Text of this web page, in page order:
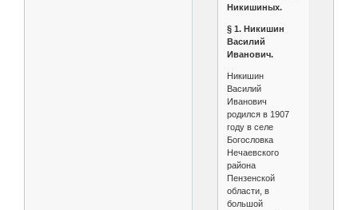
Никишиных.
§ 1. Никишин
Василий
Иванович.
Никишин
Василий
Иванович
родился в 1907
году в селе
Богословка
Нечаевского
района
Пензенской
области, в
большой